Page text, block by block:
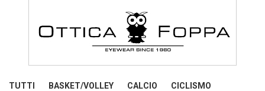
TUTTI BASKET/VOLLEY CALCIO CICLISMO